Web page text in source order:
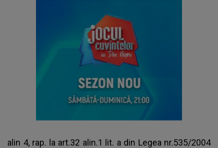
alin 4, rap. la art.32 alin.1 lit. a din Legea nr.535/2004